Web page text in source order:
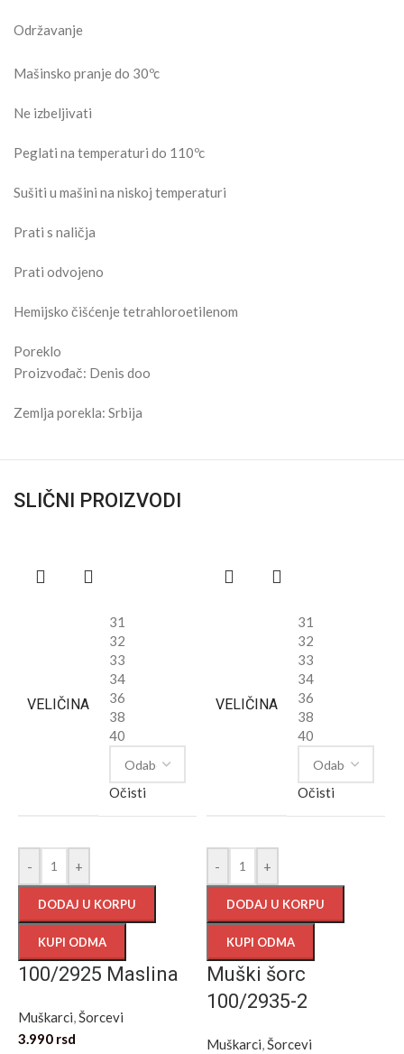
Održavanje
Mašinsko pranje do 30ºc
Ne izbeljivati
Peglati na temperaturi do 110ºc
Sušiti u mašini na niskoj temperaturi
Prati s naličja
Prati odvojeno
Hemijsko čišćenje tetrahloroetilenom
Poreklo
Proizvođač: Denis doo
Zemlja porekla: Srbija
SLIČNI PROIZVODI
VELIČINA
31
32
33
34
36
38
40
Očisti
- +
DODAJ U KORPU
KUPI ODMA
100/2925 Maslina
Muškarci,Šorcevi
3.990 rsd
VELIČINA
31
32
33
34
36
38
40
Očisti
- +
DODAJ U KORPU
KUPI ODMA
Muški šorc
100/2935-2
Muškarci,Šorcevi